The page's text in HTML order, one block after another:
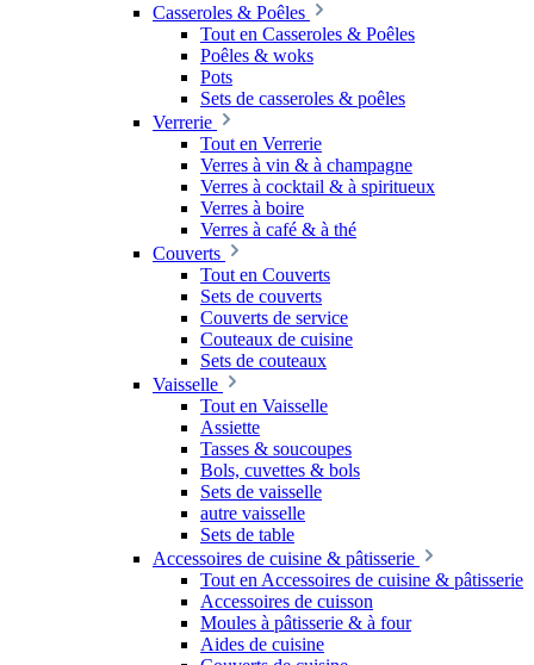
Casseroles & Poêles
Tout en Casseroles & Poêles
Poêles & woks
Pots
Sets de casseroles & poêles
Verrerie
Tout en Verrerie
Verres à vin & à champagne
Verres à cocktail & à spiritueux
Verres à boire
Verres à café & à thé
Couverts
Tout en Couverts
Sets de couverts
Couverts de service
Couteaux de cuisine
Sets de couteaux
Vaisselle
Tout en Vaisselle
Assiette
Tasses & soucoupes
Bols, cuvettes & bols
Sets de vaisselle
autre vaisselle
Sets de table
Accessoires de cuisine & pâtisserie
Tout en Accessoires de cuisine & pâtisserie
Accessoires de cuisson
Moules à pâtisserie & à four
Aides de cuisine